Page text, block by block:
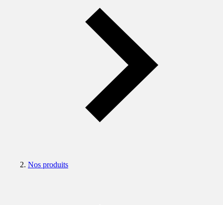
Nos produits